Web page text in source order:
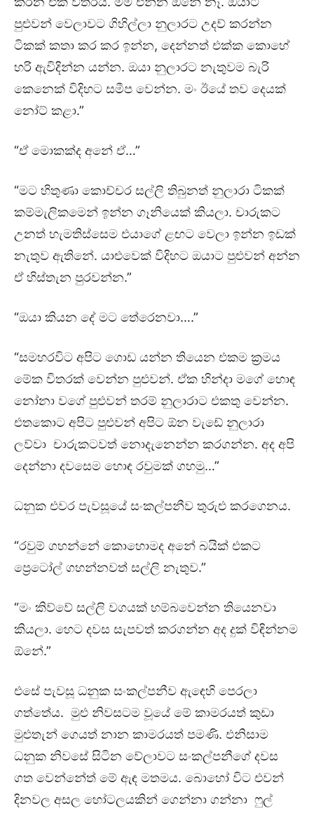
පුළුවන් වෙලාවට ගිහිල්ලා නුලාරට උදව් කරන්න
ටිකක් කතා කර කර ඉන්න, දෙන්නත් එක්ක කොහේ
හරි ඇවිදින්න යන්න. ඔයා නුලාරට නැතුවම බැරි
කෙනෙක් විදිහට සමීප වෙන්න. මං ඊයේ තව දෙයක්
නෝට් කළා.”
“ඒ මොකක්ද අනේ ඒ…”
“මට හිතුණා කොච්චර සල්ලි තිබුනත් නුලාරා ටිකක්
කම්මැලිකමෙන් ඉන්න ගෑනියෙක් කියලා. චාරුකට
උනත් හැමතිස්සෙම එයාගේ ළඟට වෙලා ඉන්න ඉඩක්
නැතුව ඇතිනේ. යාළුවෙක් විදිහට ඔයාට පුළුවන් අන්න
ඒ හිස්තැන පුරවන්න.”
“ඔයා කියන දේ මට තේරෙනවා….”
“සමහරවිට අපිට ගොඩ යන්න තියෙන එකම ක්‍රමය
මේක විතරක් වෙන්න පුළුවන්. ඒක හින්දා මගේ හොඳ
නෝනා වගේ පුළුවන් තරම් නුලාරාට එකතු වෙන්න.
එතකොට අපිට පුළුවන් අපිට ඕන වැඩේ නුලාරා
ලව්වා චාරුකටවත් නොදැනෙන්න කරගන්න. අද අපි
දෙන්නා දවසෙම හොඳ රවුමක් ගහමු…”
ධනුක එවර පැවසූයේ සංකල්පනීව තුරුළු කරගෙනය.
“රවුම් ගහන්නේ කොහොමද අනේ බයික් එකට
ප්‍රෙටෝල් ගහන්නවත් සල්ලි නැතුව.”
“මං කිව්වේ සල්ලි වගයක් හම්බවෙන්න තියෙනවා
කියලා. හෙට දවස සැපවත් කරගන්න අද දුක් විඳින්නම
ඕනේ.”
එසේ පැවසූ ධනුක සංකල්පනීව ඇඳෙහි පෙරලා
ගත්තේය. මුළු නිවසටම වූයේ මේ කාමරයත් කුඩා
මුළුතැන් ගෙයත් නාන කාමරයත් පමණි. එනිසාම
ධනුක නිවසේ සිටින වේලාවට සංකල්පනීගේ දවස
ගත වෙන්නේත් මේ ඇඳ මතමය. බොහෝ විට එවන්
දිනවල අසල හෝටලයකින් ගෙන්නා ගන්නා ෆුල්